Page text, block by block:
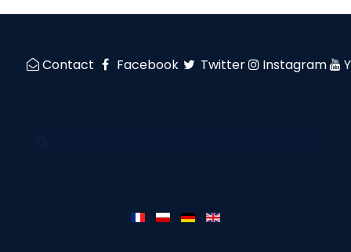
Contact Facebook Twitter Instagram